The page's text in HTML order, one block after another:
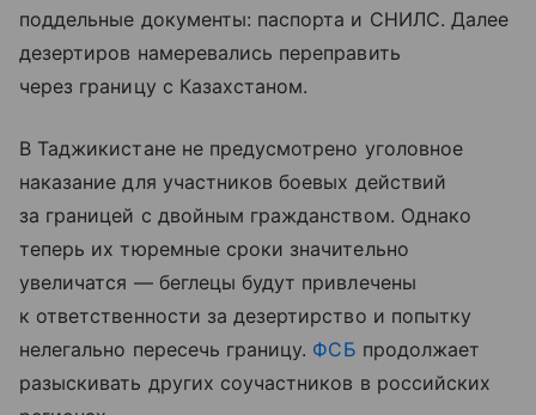
поддельные документы: паспорта и СНИЛС. Далее
дезертиров намеревались переправить
через границу с Казахстаном.
В Таджикистане не предусмотрено уголовное
наказание для участников боевых действий
за границей с двойным гражданством. Однако
теперь их тюремные сроки значительно
увеличатся — беглецы будут привлечены
к ответственности за дезертирство и попытку
нелегально пересечь границу. ФСБ продолжает
разыскивать других соучастников в российских